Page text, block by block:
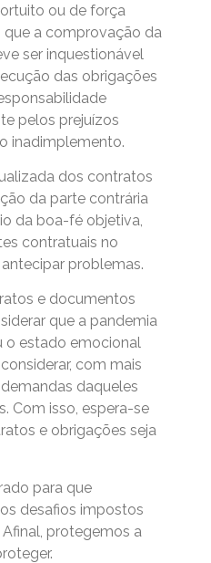
ou de força
que a comprovação da
ser inquestionável
das obrigações
pelos prejuízos
inadimplemento.
dos contratos
da parte contrária
da boa-fé objetiva,
contratuais no
problemas.
e documentos
que a pandemia
o estado emocional
com mais
daqueles
Com isso, espera-se
e obrigações seja
para que
desafios impostos
protegemos a